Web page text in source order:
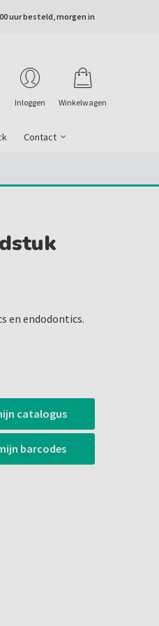
uur besteld, morgen in
Winkelwagen
Inloggen
Contact
en endodontics.
van het
catalogus
barcodes